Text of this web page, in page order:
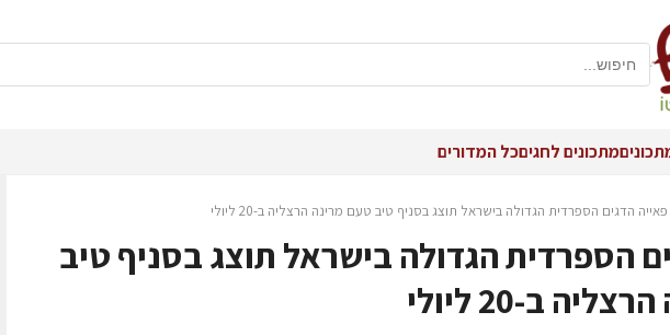
מתכונים לחגיםכל המדורים
פאייה הדגים הספרדית הגדולה בישראל תוצג בסניף טיב טעם מרינה הרצליה ב-20 ליולי
הספרדית הגדולה בישראל תוצג בסניף טיב
ב-20 ליולי